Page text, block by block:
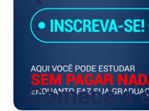
Comece a